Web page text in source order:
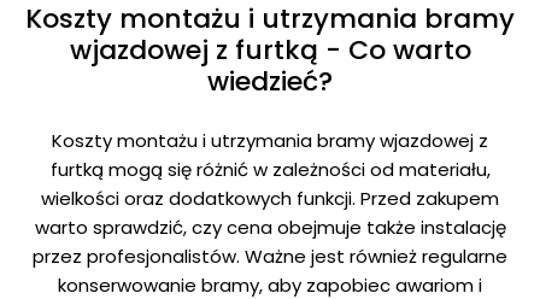
Koszty montażu i utrzymania bramy
wjazdowej z furtką - Co warto
wiedzieć?
Koszty montażu i utrzymania bramy wjazdowej z
furtką mogą się różnić w zależności od materiału,
wielkości oraz dodatkowych funkcji. Przed zakupem
warto sprawdzić, czy cena obejmuje także instalację
przez profesjonalistów. Ważne jest również regularne
konserwowanie bramy, aby zapobiec awariom i